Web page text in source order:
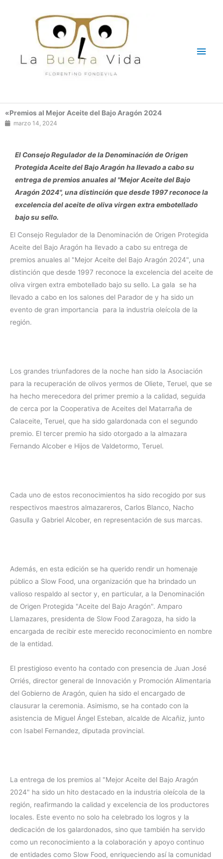
«Premios al Mejor Aceite del Bajo Aragón 2024
marzo 14, 2024
El Consejo Regulador de la Denominación de Origen
Protegida Aceite del Bajo Aragón ha llevado a cabo su
entrega de premios anuales al "Mejor Aceite del Bajo
Aragón 2024", una distinción que desde 1997 reconoce la
excelencia del aceite de oliva virgen extra embotellado
bajo su sello.
El Consejo Regulador de la Denominación de Origen Protegida
Aceite del Bajo Aragón ha llevado a cabo su entrega de
premios anuales al "Mejor Aceite del Bajo Aragón 2024", una
distinción que desde 1997 reconoce la excelencia del aceite de
oliva virgen extra embotellado bajo su sello. La gala se ha
llevado a cabo en los salones del Parador de y ha sido un
evento de gran importancia para la industria oleícola de la
región.
Los grandes triunfadores de la noche han sido la Asociación
para la recuperación de olivos yermos de Oliete, Teruel, que se
ha hecho merecedora del primer premio a la calidad, seguida
de cerca por la Cooperativa de Aceites del Matarraña de
Calaceite, Teruel, que ha sido galardonada con el segundo
premio. El tercer premio ha sido otorgado a la almazara
Fernando Alcober e Hijos de Valdetormo, Teruel.
Cada uno de estos reconocimientos ha sido recogido por sus
respectivos maestros almazareros, Carlos Blanco, Nacho
Gasulla y Gabriel Alcober, en representación de sus marcas.
Además, en esta edición se ha querido rendir un homenaje
público a Slow Food, una organización que ha brindado un
valioso respaldo al sector y, en particular, a la Denominación
de Origen Protegida "Aceite del Bajo Aragón". Amparo
Llamazares, presidenta de Slow Food Zaragoza, ha sido la
encargada de recibir este merecido reconocimiento en nombre
de la entidad.
El prestigioso evento ha contado con presencia de Juan José
Orriés, director general de Innovación y Promoción Alimentaria
del Gobierno de Aragón, quien ha sido el encargado de
clausurar la ceremonia. Asimismo, se ha contado con la
asistencia de Miguel Ángel Esteban, alcalde de Alcañiz, junto
con Isabel Fernandez, diputada provincial.
La entrega de los premios al "Mejor Aceite del Bajo Aragón
2024" ha sido un hito destacado en la industria oleícola de la
región, reafirmando la calidad y excelencia de los productores
locales. Este evento no solo ha celebrado los logros y la
dedicación de los galardonados, sino que también ha servido
como un reconocimiento a la colaboración y apoyo continuo
de entidades como Slow Food, enriqueciendo así la comunidad